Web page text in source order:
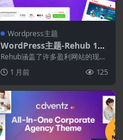
Wordpress主题
WordPress主题-Rehub 19.
9.9.8-价格比较.多供应商市场
WordPress主题
Rehub涵盖了许多盈利网站的现代
置和使用，也可以...
1 月前 125